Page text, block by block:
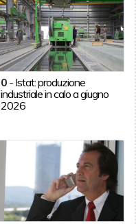
0 - Istat: produzione
industriale in calo a giugno
2026